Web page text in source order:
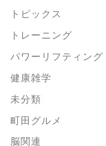
トピックス
トレーニング
パワーリフティング
健康雑学
未分類
町田グルメ
脳関連